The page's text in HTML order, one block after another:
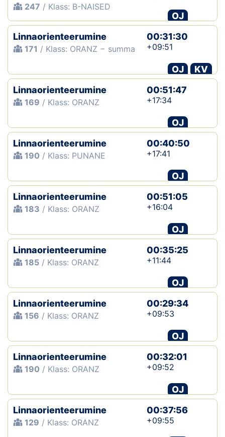
247 / Klass: B-NAISED
OJ
Linnaorienteerumine
171 / Klass: ORANZ − summa
00:31:30
+09:51
OJ
KV
Linnaorienteerumine
169 / Klass: ORANZ
00:51:47
+17:34
OJ
Linnaorienteerumine
190 / Klass: PUNANE
00:40:50
+17:41
OJ
Linnaorienteerumine
183 / Klass: ORANZ
00:51:05
+16:04
OJ
Linnaorienteerumine
185 / Klass: ORANZ
00:35:25
+11:44
OJ
Linnaorienteerumine
156 / Klass: ORANZ
00:29:34
+09:53
OJ
Linnaorienteerumine
190 / Klass: ORANZ
00:32:01
+09:52
OJ
Linnaorienteerumine
129 / Klass: ORANZ
00:37:56
+09:55